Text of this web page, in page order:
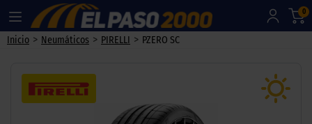
0
Inicio > Neumáticos > PIRELLI > PZERO SC